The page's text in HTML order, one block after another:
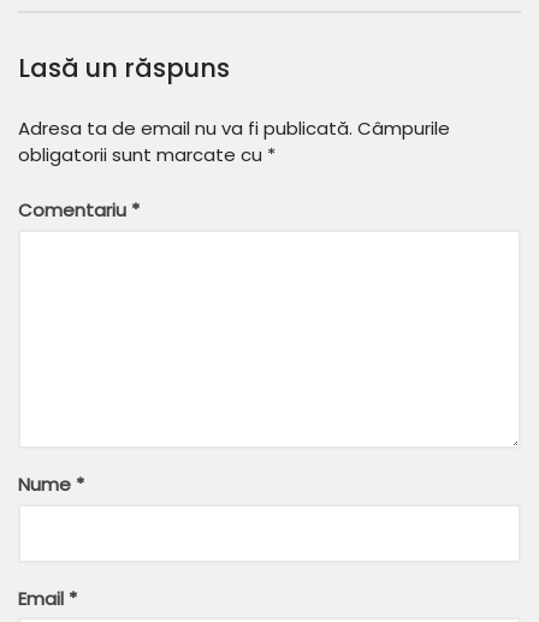
Lasă un răspuns
Adresa ta de email nu va fi publicată. Câmpurile
obligatorii sunt marcate cu *
Comentariu *
Nume *
Email *